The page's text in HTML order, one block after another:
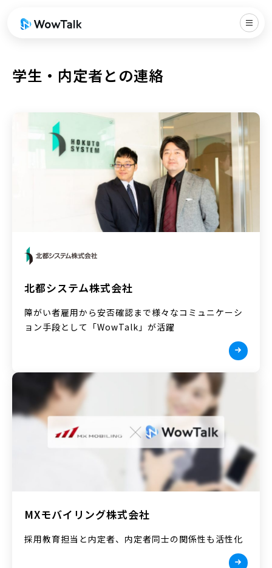
学生・内定者との連絡
北都システム株式会社
障がい者雇用から安否確認まで様々なコミュニケーシ
ョン手段として「WowTalk」が活躍
MXモバイリング株式会社
採用教育担当と内定者、内定者同士の関係性も活性化